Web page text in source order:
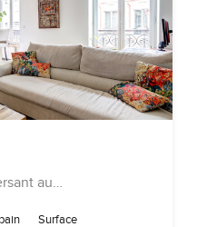
au…
Surface